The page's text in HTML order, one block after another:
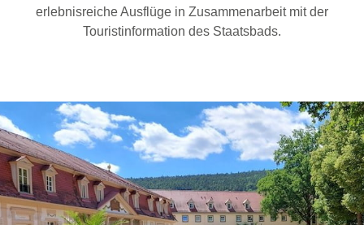
erlebnisreiche Ausflüge in Zusammenarbeit mit der
Touristinformation des Staatsbads.